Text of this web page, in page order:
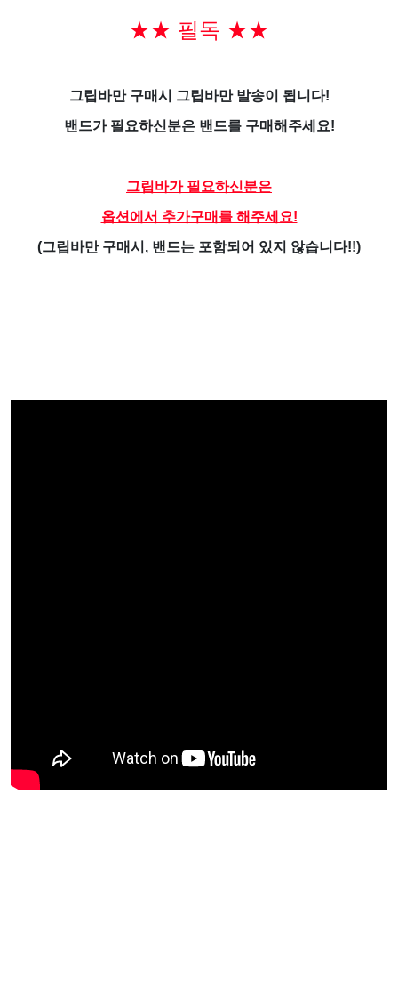
★★ 필독 ★★
그립바만 구매시 그립바만 발송이 됩니다!
밴드가 필요하신분은 밴드를 구매해주세요!
그립바가 필요하신분은
옵션에서 추가구매를 해주세요!
(그립바만 구매시, 밴드는 포함되어 있지 않습니다!!)